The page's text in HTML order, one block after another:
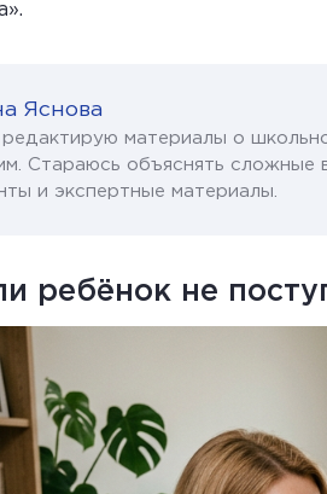
Яснова
материалы о
Стараюсь объяснять сложные
и экспертные материалы.
ребёнок не